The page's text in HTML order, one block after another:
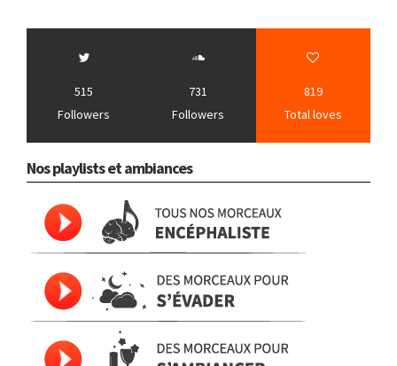
515
Followers
731
Followers
819
Total loves
Nos playlists et ambiances